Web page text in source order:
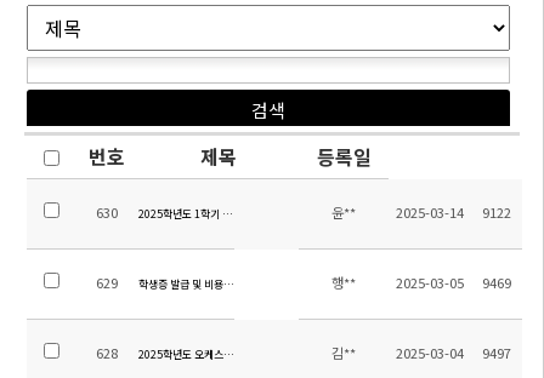
번호 제목 등록일
630 2025학년도 1학기 초등 방과후학교 수강신청 안내
윤** 2025-03-14 9122
629 학생증 발급 및 비용 관련 안내 행** 2025-03-05 9469
628 2025학년도 오케스트라 오디션 지정곡 안내 김** 2025-03-04 9497